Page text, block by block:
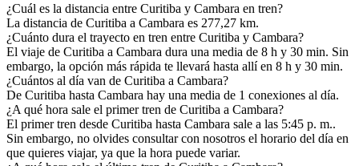
¿Cuál es la distancia entre Curitiba y Cambara en tren?
La distancia de Curitiba a Cambara es 277,27 km.
¿Cuánto dura el trayecto en tren entre Curitiba y Cambara?
El viaje de Curitiba a Cambara dura una media de 8 h y 30 min. Sin
embargo, la opción más rápida te llevará hasta allí en 8 h y 30 min.
¿Cuántos al día van de Curitiba a Cambara?
De Curitiba hasta Cambara hay una media de 1 conexiones al día.
¿A qué hora sale el primer tren de Curitiba a Cambara?
El primer tren desde Curitiba hasta Cambara sale a las 5:45 p. m..
Sin embargo, no olvides consultar con nosotros el horario del día en
que quieres viajar, ya que la hora puede variar.